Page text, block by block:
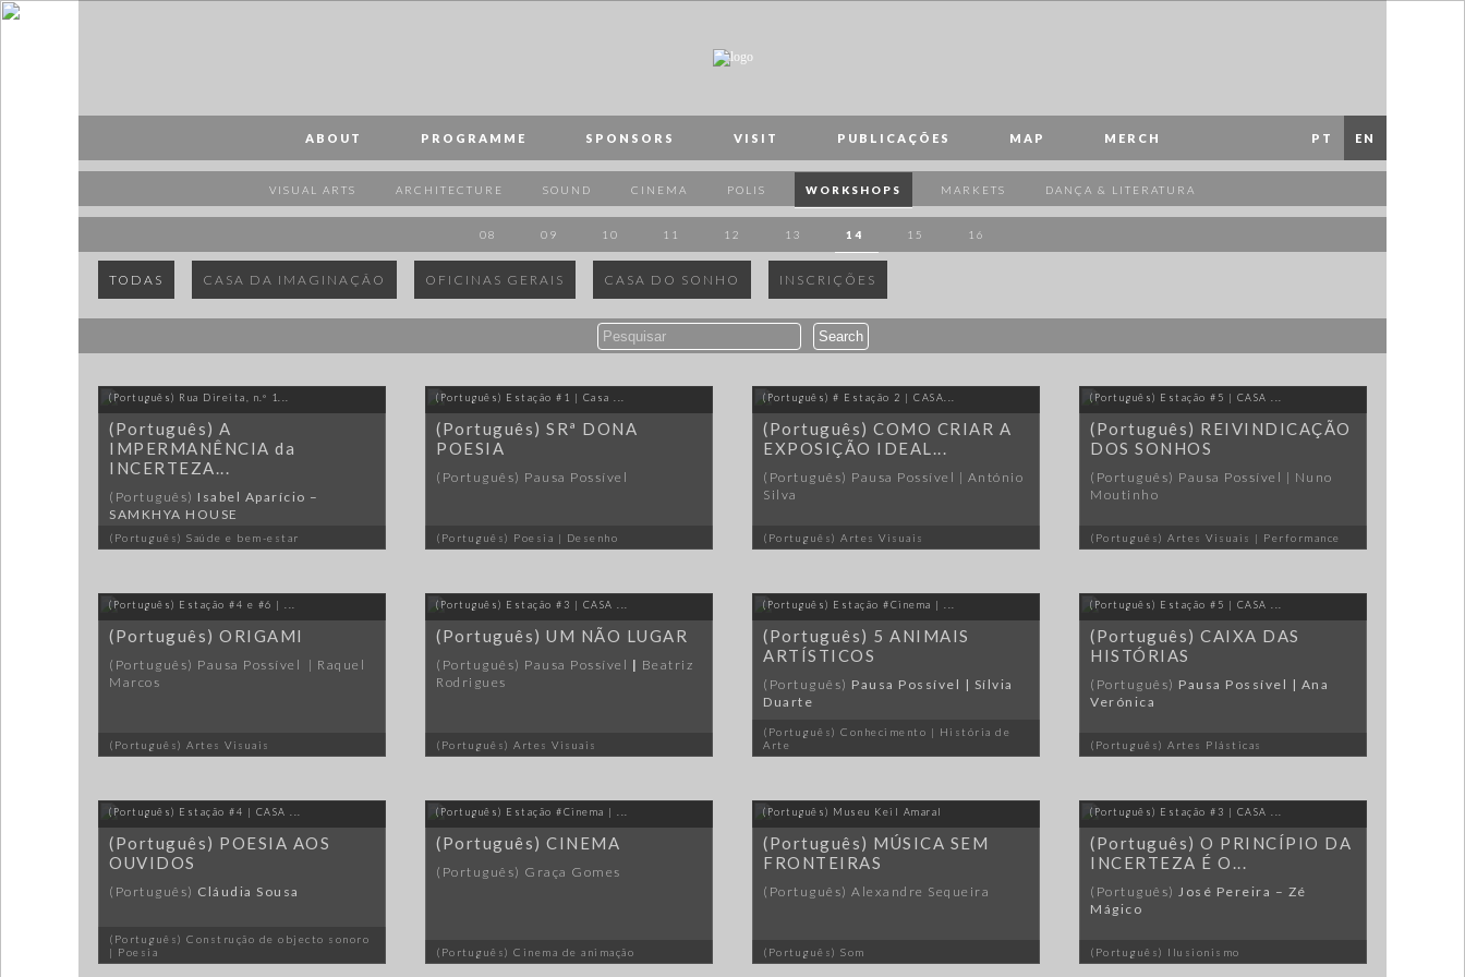
PUBLICAÇÕES
ABOUT PROGRAMME SPONSORS VISIT PUBLICAÇÕES MAP MERCH PT EN
VISUAL ARTS ARCHITECTURE SOUND CINEMA POLIS WORKSHOPS MARKETS DANÇA & LITERATURA
08 09 10 11 12 13 14 15 16
TODAS CASA DA IMAGINAÇÃO OFICINAS GERAIS CASA DO SONHO INSCRIÇÕES
(Português) Rua Direita, n.º 1...
(Português) A
IMPERMANÊNCIA da
INCERTEZA...
(Português) Isabel Aparício –
SAMKHYA HOUSE
(Português) Saúde e bem-estar
(Português) Estação #1 | Casa ...
(Português) SRª DONA
POESIA
(Português) Pausa Possível
(Português) Poesia | Desenho
(Português) # Estação 2 | CASA...
(Português) COMO CRIAR A
EXPOSIÇÃO IDEAL...
(Português) Pausa Possível | António
Silva
(Português) Artes Visuais
(Português) Estação #5 | CASA ...
(Português) REIVINDICAÇÃO
DOS SONHOS
(Português) Pausa Possível | Nuno
Moutinho
(Português) Artes Visuais | Performance
(Português) Estação #4 e #6 | ...
(Português) ORIGAMI
(Português) Pausa Possível | Raquel
Marcos
(Português) Artes Visuais
(Português) Estação #3 | CASA ...
(Português) UM NÃO LUGAR
(Português) Pausa Possível | Beatriz
Rodrigues
(Português) Artes Visuais
(Português) Estação #Cinema | ...
(Português) 5 ANIMAIS
ARTÍSTICOS
(Português) Pausa Possível | Sílvia
Duarte
(Português) Conhecimento | História de
Arte
(Português) Estação #5 | CASA ...
(Português) CAIXA DAS
HISTÓRIAS
(Português) Pausa Possível | Ana
Verónica
(Português) Artes Plásticas
(Português) Estação #4 | CASA ...
(Português) POESIA AOS
OUVIDOS
(Português) Cláudia Sousa
(Português) Construção de objecto sonoro
| Poesia
(Português) Estação #Cinema | ...
(Português) CINEMA
(Português) Graça Gomes
(Português) Cinema de animação
(Português) Museu Keil Amaral
(Português) MÚSICA SEM
FRONTEIRAS
(Português) Alexandre Sequeira
(Português) Som
(Português) Estação #3 | CASA ...
(Português) O PRINCÍPIO DA
INCERTEZA É O...
(Português) José Pereira – Zé
Mágico
(Português) Ilusionismo